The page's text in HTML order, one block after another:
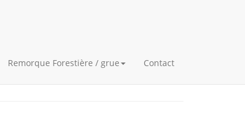
Remorque Forestière / grue Contact